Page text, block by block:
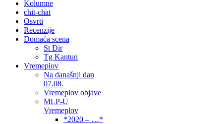
Kolumne
chit-chat
Osvrti
Recenzije
Domaća scena
St Đir
Tg Kantun
Vremeplov
Na današnji dan
07.08.
Vremeplov objave
MLP-U
Vremeplov
*2020 – …*